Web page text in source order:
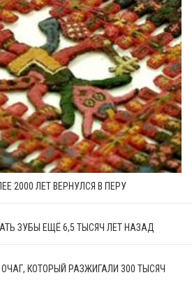
2000 ЛЕТ ВЕРНУЛСЯ В ПЕРУ
ЗУБЫ ЕЩЁ 6,5 ТЫСЯЧ ЛЕТ НАЗАД
КОТОРЫЙ РАЗЖИГАЛИ 300 ТЫСЯЧ